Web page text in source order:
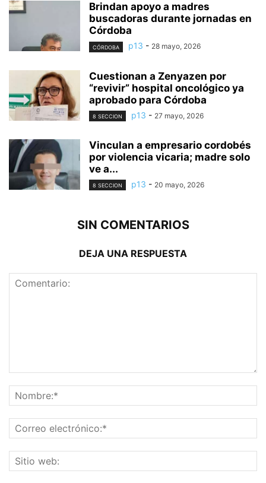
Brindan apoyo a madres
buscadoras durante jornadas en
Córdoba
CÓRDOBA p13 - 28 mayo, 2026
Cuestionan a Zenyazen por
“revivir” hospital oncológico ya
aprobado para Córdoba
8 SECCION p13 - 27 mayo, 2026
Vinculan a empresario cordobés
por violencia vicaria; madre solo
ve a...
8 SECCION p13 - 20 mayo, 2026
SIN COMENTARIOS
DEJA UNA RESPUESTA